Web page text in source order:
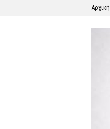
Αρχική